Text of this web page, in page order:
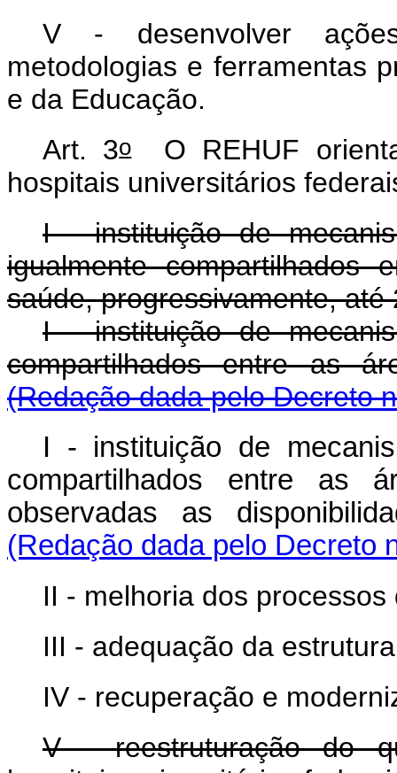
V - desenvolver
metodologias e ferramentas
e da Educação.
Art. 3oO REHUF
hospitais universitários
I - instituição de
igualmente
saúde, progressivamente, até
I - instituição de
compartilhados entre as
(Redação dada pelo Decreto
I - instituição de
compartilhados entre as
observadas as
(Redação dada pelo Decreto
II - melhoria dos processos
III - adequação da
IV - recuperação e
V - reestruturação do